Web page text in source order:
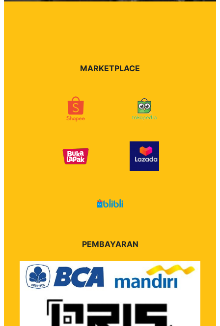
MARKETPLACE
PEMBAYARAN